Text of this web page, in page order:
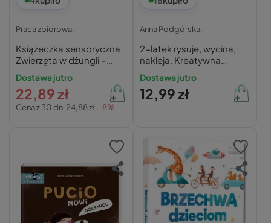
Praca zbiorowa,
Książeczka sensoryczna
Zwierzęta w dżungli –
Aksjomat
Dostawa jutro
Cena z 30 dni24,88 zł -8%
22,89 zł
Anna Podgórska,
2-latek rysuje, wycina,
nakleja. Kreatywna
książeczka dla małego
artysty Anna Podgórska
Dostawa jutro
12,99 zł